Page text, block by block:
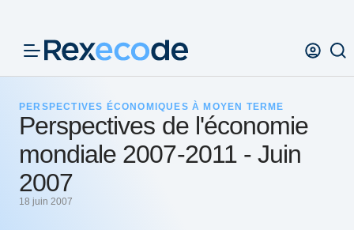
PERSPECTIVES ÉCONOMIQUES À MOYEN TERME
Perspectives de l'économie
mondiale 2007-2011 - Juin
2007
18 juin 2007